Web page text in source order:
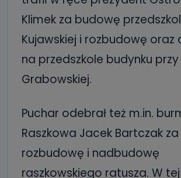
Klimek za budowę
Kujawskiej i rozbudowę
na przedszkole budynku przy
Grabowskiej.
Puchar odebrał też m.in.
Raszkowa Jacek Bartczak za
rozbudowę i nadbudowę
raszkowskiego ratusza. W